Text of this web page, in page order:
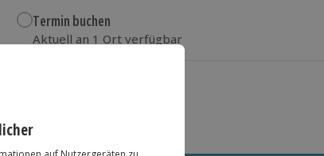
Termin buchen
Aktuell an 1 Ort verfügbar
zzgl. Versand